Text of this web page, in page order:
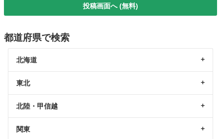
投稿画面へ (無料)
都道府県で検索
北海道
東北
北陸・甲信越
関東